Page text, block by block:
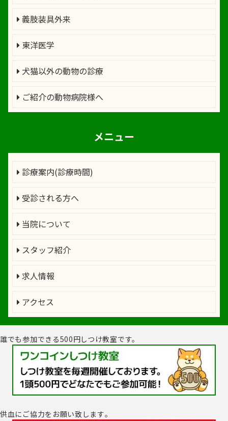
義肢装具外来
東洋医学
犬猫以外の動物の診療
ご紹介の動物病院様へ
メニュー
診療案内(診療時間)
受診される方へ
当院について
スタッフ紹介
求人情報
アクセス
誰でも参加できる500円しつけ教室です。
供血にご協力をお願い致します｡